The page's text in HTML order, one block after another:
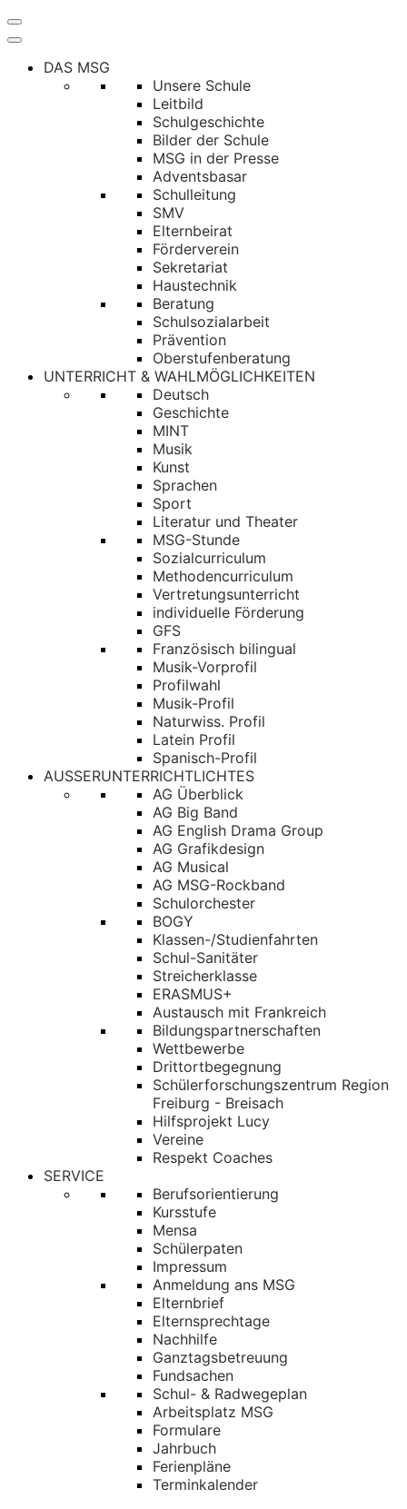
Navigation
umschalten
DAS MSG
Unsere Schule
Leitbild
Schulgeschichte
Bilder der Schule
MSG in der Presse
Adventsbasar
Schulleitung
SMV
Elternbeirat
Förderverein
Sekretariat
Haustechnik
Beratung
Schulsozialarbeit
Prävention
Oberstufenberatung
UNTERRICHT & WAHLMÖGLICHKEITEN
Deutsch
Geschichte
MINT
Musik
Kunst
Sprachen
Sport
Literatur und Theater
MSG-Stunde
Sozialcurriculum
Methodencurriculum
Vertretungsunterricht
individuelle Förderung
GFS
Französisch bilingual
Musik-Vorprofil
Profilwahl
Musik-Profil
Naturwiss. Profil
Latein Profil
Spanisch-Profil
AUSSERUNTERRICHTLICHTES
AG Überblick
AG Big Band
AG English Drama Group
AG Grafikdesign
AG Musical
AG MSG-Rockband
Schulorchester
BOGY
Klassen-/Studienfahrten
Schul-Sanitäter
Streicherklasse
ERASMUS+
Austausch mit Frankreich
Bildungspartnerschaften
Wettbewerbe
Drittortbegegnung
Schülerforschungszentrum Region
Freiburg - Breisach
Hilfsprojekt Lucy
Vereine
Respekt Coaches
SERVICE
Berufsorientierung
Kursstufe
Mensa
Schülerpaten
Impressum
Anmeldung ans MSG
Elternbrief
Elternsprechtage
Nachhilfe
Ganztagsbetreuung
Fundsachen
Schul- & Radwegeplan
Arbeitsplatz MSG
Formulare
Jahrbuch
Ferienpläne
Terminkalender